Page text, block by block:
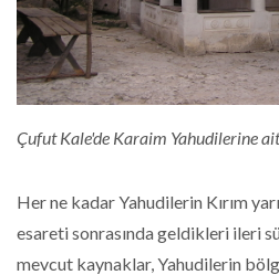
Çufut Kale'de Karaim Yahudilerine
Her ne kadar Yahudilerin Kırım
esareti sonrasında geldikleri ileri
mevcut kaynaklar, Yahudilerin